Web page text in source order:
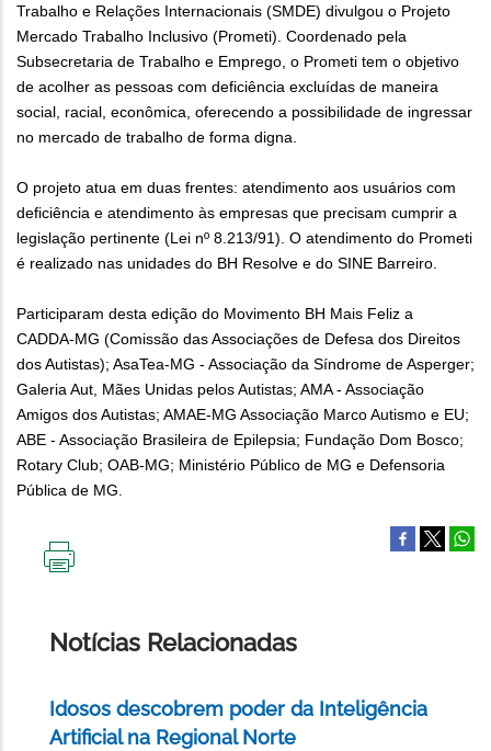
Trabalho e Relações Internacionais (SMDE) divulgou o Projeto
Mercado Trabalho Inclusivo (Prometi). Coordenado pela
Subsecretaria de Trabalho e Emprego, o Prometi tem o objetivo
de acolher as pessoas com deficiência excluídas de maneira
social, racial, econômica, oferecendo a possibilidade de ingressar
no mercado de trabalho de forma digna.
O projeto atua em duas frentes: atendimento aos usuários com
deficiência e atendimento às empresas que precisam cumprir a
legislação pertinente (Lei nº 8.213/91). O atendimento do Prometi
é realizado nas unidades do BH Resolve e do SINE Barreiro.
Participaram desta edição do Movimento BH Mais Feliz a
CADDA-MG (Comissão das Associações de Defesa dos Direitos
dos Autistas); AsaTea-MG - Associação da Síndrome de Asperger;
Galeria Aut, Mães Unidas pelos Autistas; AMA - Associação
Amigos dos Autistas; AMAE-MG Associação Marco Autismo e EU;
ABE - Associação Brasileira de Epilepsia; Fundação Dom Bosco;
Rotary Club; OAB-MG; Ministério Público de MG e Defensoria
Pública de MG.
Notícias Relacionadas
Idosos descobrem poder da Inteligência
Artificial na Regional Norte